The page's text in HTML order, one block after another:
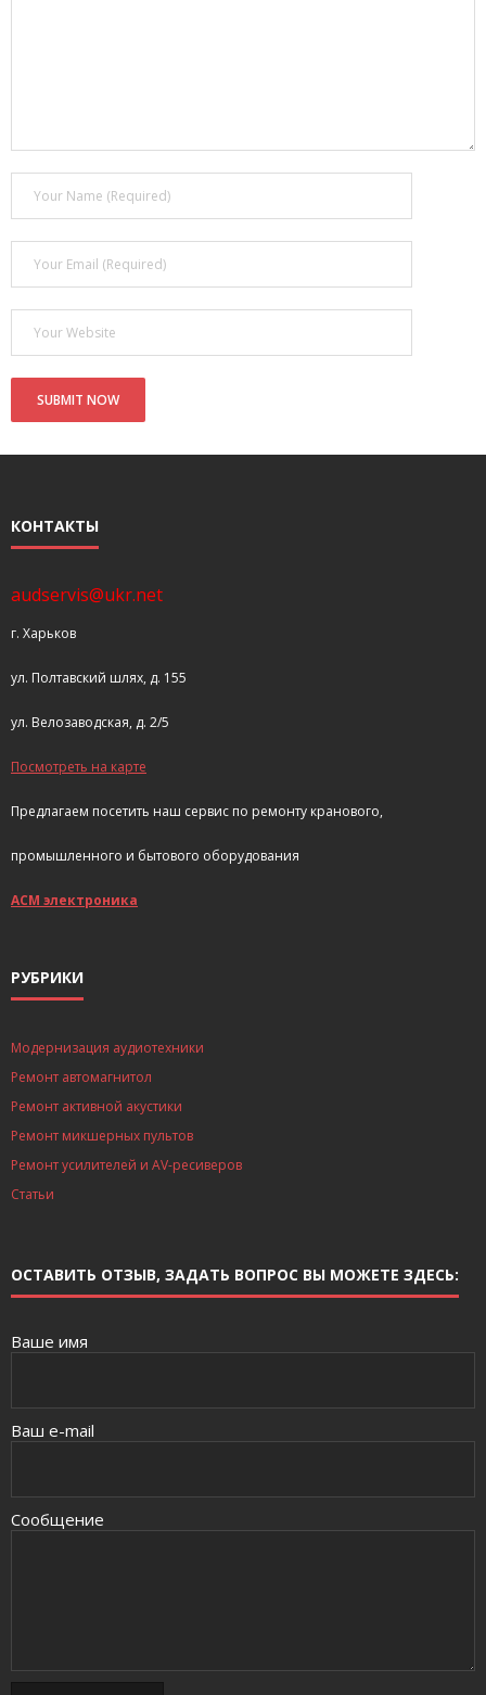
Реальный случай
- Аудиосистема для открытой площадки. Секреты
инсталляции
- Покупка усилителя после апгрейда. Случай с Амфитоном
- Конфигурирование и настройка акустических систем для
концертных залов
- Улучшаем звучание — подготовка помещения для
прослушивания музыки.
- Выбираем автомагнитолу
Cart (
КОНТАКТЫ
audservis@ukr.net
г. Харьков
ул. Полтавский шлях, д. 155
ул. Велозаводская, д. 2/5
Посмотреть на карте
Предлагаем посетить наш сервис по ремонту кранового,
промышленного и бытового оборудования
АСМ электроника
РУБРИКИ
Модернизация аудиотехники
Ремонт автомагнитол
Ремонт активной акустики
Ремонт микшерных пультов
Ремонт усилителей и AV-ресиверов
Статьи
ОСТАВИТЬ ОТЗЫВ, ЗАДАТЬ ВОПРОС ВЫ МОЖЕТЕ ЗДЕСЬ:
Ваше имя
Ваш e-mail
Сообщение